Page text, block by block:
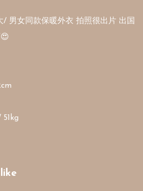
男女同款保暖外衣 拍照很出片 出国